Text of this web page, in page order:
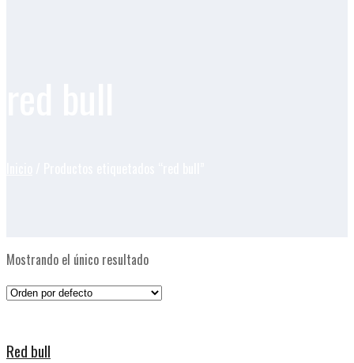
Mostrando el único resultado
Red bull